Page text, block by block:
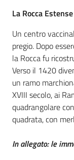
La Rocca Estense
Un centro
pregio. Dopo
la Rocca fu
Verso il 1420
un ramo
XVIII secolo, ai
quadrangolare
quadrata, con
In allegato: le